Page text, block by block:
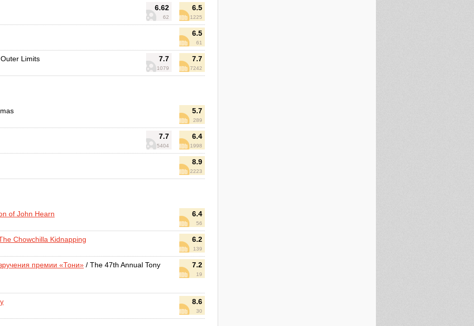
6.62
62
6.5
1225
6.5
61
7.7
1079
7.7
7242
Limits
5.7
289
7.7
5404
6.4
1998
8.9
2223
6.4
56
of John Hearn
6.2
139
Chowchilla Kidnapping
7.2
19
премии «Тони» / The 47th Annual Tony
8.6
30